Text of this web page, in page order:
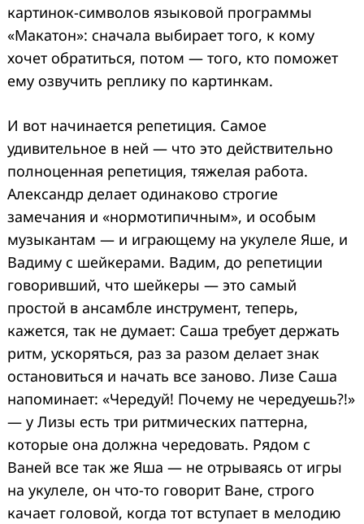
картинок-символов языковой программы
«Макатон»: сначала выбирает того, к кому
хочет обратиться, потом — того, кто поможет
ему озвучить реплику по картинкам.
И вот начинается репетиция. Самое
удивительное в ней — что это действительно
полноценная репетиция, тяжелая работа.
Александр делает одинаково строгие
замечания и «нормотипичным», и особым
музыкантам — и играющему на укулеле Яше, и
Вадиму с шейкерами. Вадим, до репетиции
говоривший, что шейкеры — это самый
простой в ансамбле инструмент, теперь,
кажется, так не думает: Саша требует держать
ритм, ускоряться, раз за разом делает знак
остановиться и начать все заново. Лизе Саша
напоминает: «Чередуй! Почему не чередуешь?!»
— у Лизы есть три ритмических паттерна,
которые она должна чередовать. Рядом с
Ваней все так же Яша — не отрываясь от игры
на укулеле, он что-то говорит Ване, строго
качает головой, когда тот вступает в мелодию